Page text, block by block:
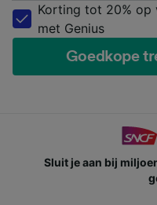
Korting tot 20% op
met Genius
Goedkope
Sluit je aan bij